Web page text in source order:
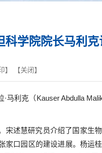
科学院院长马利
】 【关闭】
马利克（Kauser Abdulla
宋述慧研究员介绍了国家
家口园区的建设进展。杨